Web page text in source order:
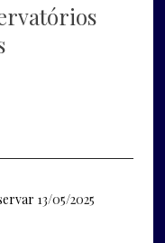
13/05/2025